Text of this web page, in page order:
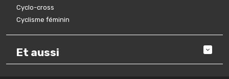
Cyclo-cross
Cyclisme féminin
Et aussi